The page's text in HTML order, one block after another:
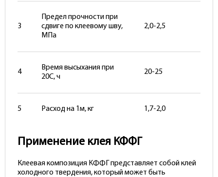
3
Предел прочности при
сдвиге по клеевому шву,
МПа
2,0-2,5
4
Время высыхания при
20С, ч
20-25
5 Расход на 1м, кг 1,7-2,0
Применение клея КФФГ
Клеевая композиция КФФГ представляет собой клей
холодного твердения, который может быть